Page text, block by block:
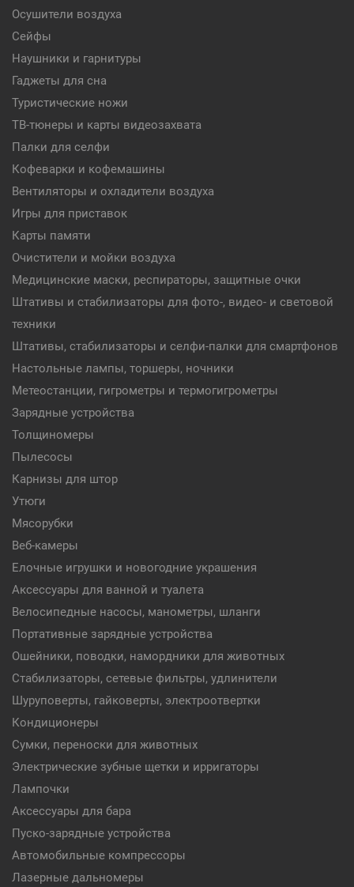
Осушители воздуха
Сейфы
Наушники и гарнитуры
Гаджеты для сна
Туристические ножи
ТВ-тюнеры и карты видеозахвата
Палки для селфи
Кофеварки и кофемашины
Вентиляторы и охладители воздуха
Игры для приставок
Карты памяти
Очистители и мойки воздуха
Медицинские маски, респираторы, защитные очки
Штативы и стабилизаторы для фото-, видео- и световой
техники
Штативы, стабилизаторы и селфи-палки для смартфонов
Настольные лампы, торшеры, ночники
Метеостанции, гигрометры и термогигрометры
Зарядные устройства
Толщиномеры
Пылесосы
Карнизы для штор
Утюги
Мясорубки
Веб-камеры
Елочные игрушки и новогодние украшения
Аксессуары для ванной и туалета
Велосипедные насосы, манометры, шланги
Портативные зарядные устройства
Ошейники, поводки, намордники для животных
Стабилизаторы, сетевые фильтры, удлинители
Шуруповерты, гайковерты, электроотвертки
Кондиционеры
Сумки, переноски для животных
Электрические зубные щетки и ирригаторы
Лампочки
Аксессуары для бара
Пуско-зарядные устройства
Автомобильные компрессоры
Лазерные дальномеры